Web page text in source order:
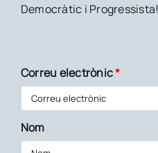
Democràtic i Progressista!
Correu electrònic*
Nom